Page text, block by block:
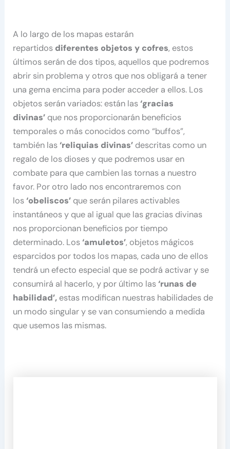
A lo largo de los mapas estarán
repartidos diferentes objetos y cofres, estos
últimos serán de dos tipos, aquellos que podremos
abrir sin problema y otros que nos obligará a tener
una gema encima para poder acceder a ellos. Los
objetos serán variados: están las‘gracias
divinas’ que nos proporcionarán beneficios
temporales o más conocidos como “buffos”,
también las‘reliquias divinas’ descritas como un
regalo de los dioses y que podremos usar en
combate para que cambien las tornas a nuestro
favor. Por otro lado nos encontraremos con
los‘obeliscos’ que serán pilares activables
instantáneos y que al igual que las gracias divinas
nos proporcionan beneficios por tiempo
determinado. Los‘amuletos’, objetos mágicos
esparcidos por todos los mapas, cada uno de ellos
tendrá un efecto especial que se podrá activar y se
consumirá al hacerlo, y por último las‘runas de
habilidad’, estas modifican nuestras habilidades de
un modo singular y se van consumiendo a medida
que usemos las mismas.